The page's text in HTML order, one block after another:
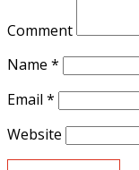
Comment
Name *
Email *
Website